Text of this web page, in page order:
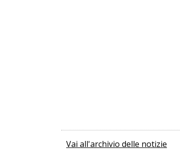
Vai all'archivio delle notizie